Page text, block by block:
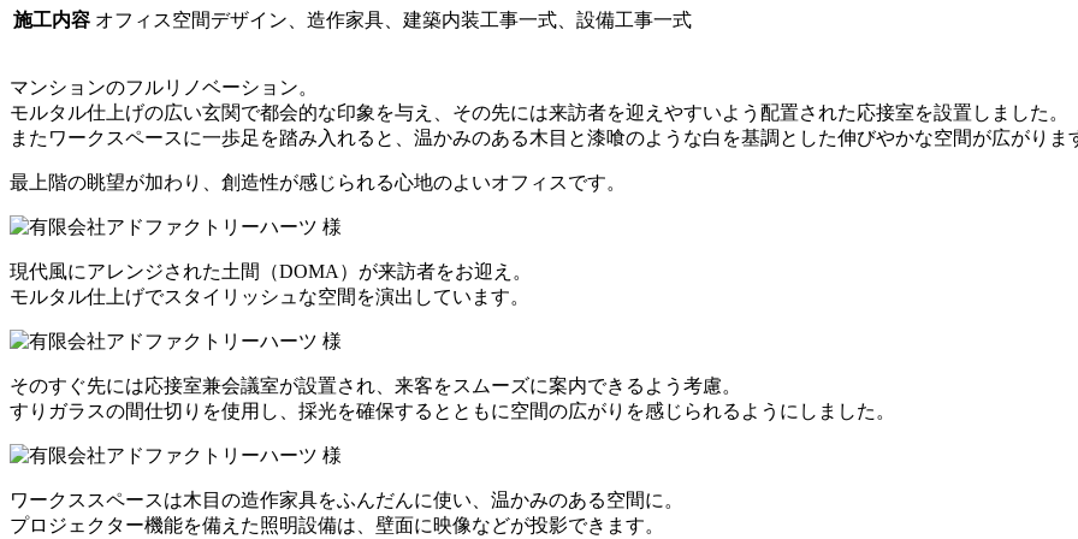
施工内容 オフィス空間デザイン、造作家具、建築内装工事一式、設備工事一式
マンションのフルリノベーション。
モルタル仕上げの広い玄関で都会的な印象を与え、その先には来訪者を迎えやすいよう配置された応接室を設置しました。
またワークスペースに一歩足を踏み入れると、温かみのある木目と漆喰のような白を基調とした伸びやかな空間が広がりま
最上階の眺望が加わり、創造性が感じられる心地のよいオフィスです。
現代風にアレンジされた土間（DOMA）が来訪者をお迎え。
モルタル仕上げでスタイリッシュな空間を演出しています。
そのすぐ先には応接室兼会議室が設置され、来客をスムーズに案内できるよう考慮。
すりガラスの間仕切りを使用し、採光を確保するとともに空間の広がりを感じられるようにしました。
ワークススペースは木目の造作家具をふんだんに使い、温かみのある空間に。
プロジェクター機能を備えた照明設備は、壁面に映像などが投影できます。